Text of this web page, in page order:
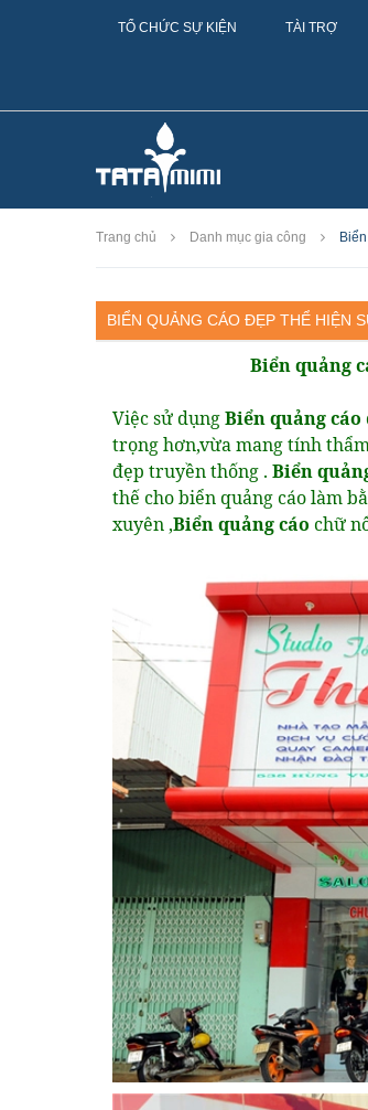
TỔ CHỨC SỰ KIỆN TÀI TRỢ
Trang chủ Danh mục gia công
BIỂN QUẢNG CÁO ĐẸP THỂ HIỆN
Biển quảng
Việc sử dụngBiển quảng cáo
trọng hơn,vừa mang tính
đẹp truyền thống . Biển
thế cho biển quảng cáo làm
xuyên ,Biển quảng cáo chữ